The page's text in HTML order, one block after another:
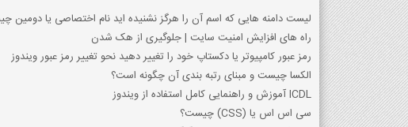
لیست دامنه هایی که اسم آن را هرگز نشنیده اید نام اختصاصي يا دومين
راه های افزایش امنیت سایت | جلوگیری از هک شدن
رمز عبور کامپیوتر یا دکستاپ خود را تغییر دهید نحو تغییر رمز عبور ویندوز
الکسا چیست و مبنای رتبه بندی آن چگونه است؟
ICDL آموزش و راهنمایی کامل استفاده از ویندوز
سی اس اس یا (CSS) چیست؟